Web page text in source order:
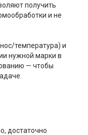
получить
и не
температура) и
нужной марки в
— чтобы
достаточно